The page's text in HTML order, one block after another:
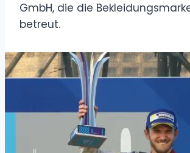
GmbH, die die
betreut.